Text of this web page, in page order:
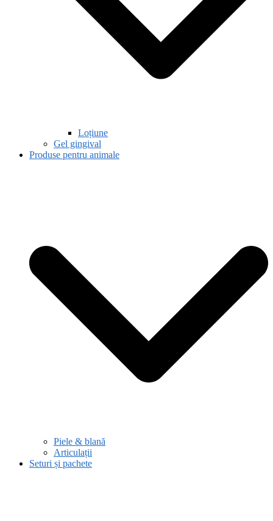
Loțiune
Gel gingival
Produse pentru animale
Piele & blană
Articulații
Seturi și pachete